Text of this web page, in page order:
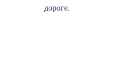
дороге.